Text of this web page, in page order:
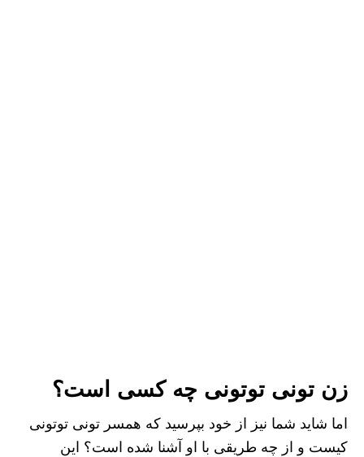
زن تونی توتونی چه کسی است؟
اما شاید شما نیز از خود بپرسید که همسر تونی توتونی
کیست و از چه طریقی با او آشنا شده است؟ این